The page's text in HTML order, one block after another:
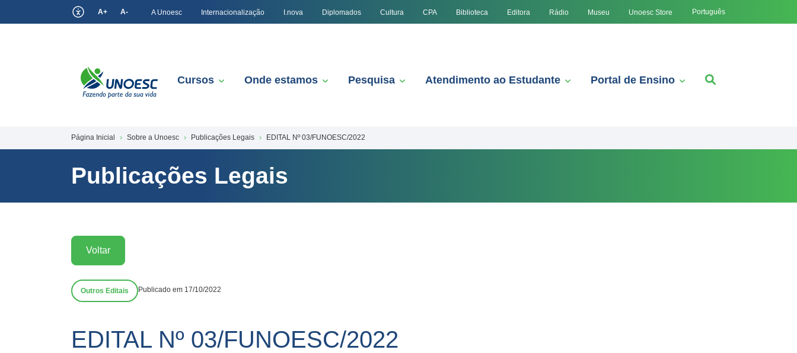
A+ A- A Unoesc Internacionalização I.nova Diplomados Cultura CPA Biblioteca Editora Rádio Museu Unoesc Store Português
Cursos Onde estamos Pesquisa Atendimento ao Estudante Portal de Ensino
Página Inicial Sobre a Unoesc Publicações Legais EDITAL Nº 03/FUNOESC/2022
Publicações Legais
Voltar
Outros Editais Publicado em 17/10/2022
EDITAL Nº 03/FUNOESC/2022